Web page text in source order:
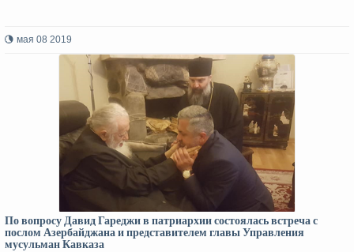
мая 08 2019
По вопросу Давид Гареджи в патриархии состоялась встреча с
послом Азербайджана и представителем главы Управления
мусульман Кавказа